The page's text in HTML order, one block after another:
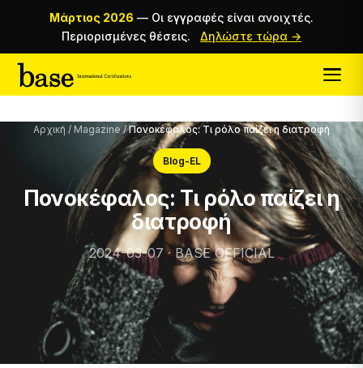
Μάρτιος 2026 — Οι εγγραφές είναι ανοιχτές.
Περιορισμένες θέσεις.
Δηλώστε τώρα →
Αρχική / Magazine/Πονοκέφαλος: Τι ρόλο παίζει η διατροφή
Blog-EL
Πονοκέφαλος: Τι ρόλο παίζει η
διατροφή
2024-03-07 · BASE OFFICIAL